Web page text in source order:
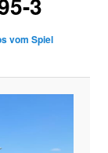
vom Spiel